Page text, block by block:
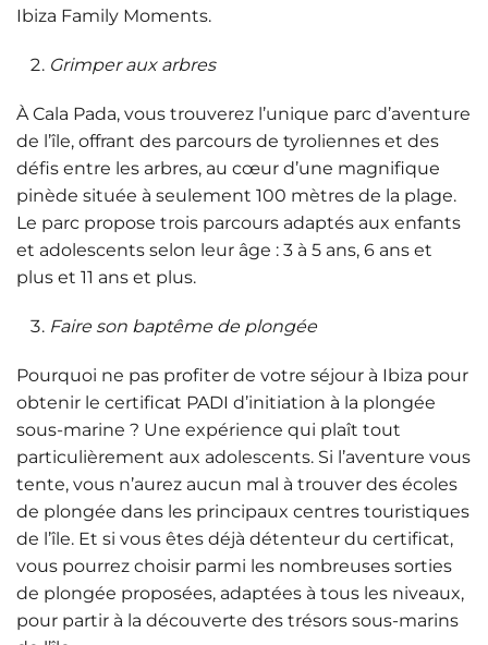
Ibiza Family Moments.
Grimper aux arbres
À Cala Pada, vous trouverez l’unique parc d’aventure
de l’île, offrant des parcours de tyroliennes et des
défis entre les arbres, au cœur d’une magnifique
pinède située à seulement 100 mètres de la plage.
Le parc propose trois parcours adaptés aux enfants
et adolescents selon leur âge : 3 à 5 ans, 6 ans et
plus et 11 ans et plus.
Faire son baptême de plongée
Pourquoi ne pas profiter de votre séjour à Ibiza pour
obtenir le certificat PADI d’initiation à la plongée
sous-marine ? Une expérience qui plaît tout
particulièrement aux adolescents. Si l’aventure vous
tente, vous n’aurez aucun mal à trouver des écoles
de plongée dans les principaux centres touristiques
de l’île. Et si vous êtes déjà détenteur du certificat,
vous pourrez choisir parmi les nombreuses sorties
de plongée proposées, adaptées à tous les niveaux,
pour partir à la découverte des trésors sous-marins